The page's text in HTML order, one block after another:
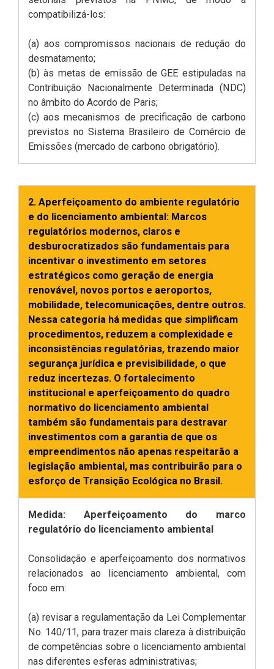
compatibilizá-los:
(a) aos compromissos nacionais de redução do
desmatamento;
(b) às metas de emissão de GEE estipuladas na
Contribuição Nacionalmente Determinada (NDC)
no âmbito do Acordo de Paris;
(c) aos mecanismos de precificação de carbono
previstos no Sistema Brasileiro de Comércio de
Emissões (mercado de carbono obrigatório).
2. Aperfeiçoamento do ambiente regulatório
e do licenciamento ambiental: Marcos
regulatórios modernos, claros e
desburocratizados são fundamentais para
incentivar o investimento em setores
estratégicos como geração de energia
renovável, novos portos e aeroportos,
mobilidade, telecomunicações, dentre outros.
Nessa categoria há medidas que simplificam
procedimentos, reduzem a complexidade e
inconsistências regulatórias, trazendo maior
segurança jurídica e previsibilidade, o que
reduz incertezas. O fortalecimento
institucional e aperfeiçoamento do quadro
normativo do licenciamento ambiental
também são fundamentais para destravar
investimentos com a garantia de que os
empreendimentos não apenas respeitarão a
legislação ambiental, mas contribuirão para o
esforço de Transição Ecológica no Brasil.
Medida: Aperfeiçoamento do marco
regulatório do licenciamento ambiental
Consolidação e aperfeiçoamento dos normativos
relacionados ao licenciamento ambiental, com
foco em:
(a) revisar a regulamentação da Lei Complementar
No. 140/11, para trazer mais clareza à distribuição
de competências sobre o licenciamento ambiental
nas diferentes esferas administrativas;